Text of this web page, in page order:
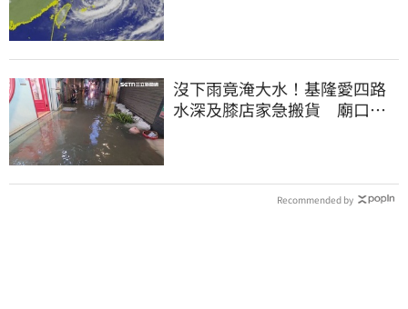
沒下雨竟淹大水！基隆愛四路
水深及膝店家急搬貨 廟口夜
Recommended by